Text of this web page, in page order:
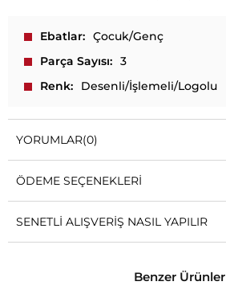
Ebatlar
Çocuk/Genç
Parça Sayısı
3
Renk
Desenli/İşlemeli/Logolu
YORUMLAR(0)
ÖDEME SEÇENEKLERI
SENETLI ALIŞVERIŞ NASIL YAPILIR
Benzer Ürünler